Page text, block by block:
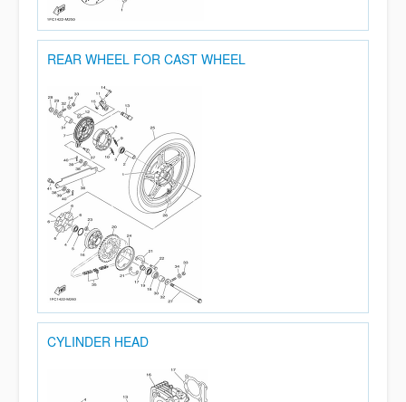
REAR WHEEL FOR CAST WHEEL
CYLINDER HEAD